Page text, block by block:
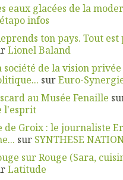
eaux glacées de la
infos
ton pays. Tout est
Lionel Baland
société de la vision
surEuro-
au Musée Fenaille
l'esprit
de Groix : le journaliste
sur SYNTHESE
sur Rouge (Sara,
Latitude